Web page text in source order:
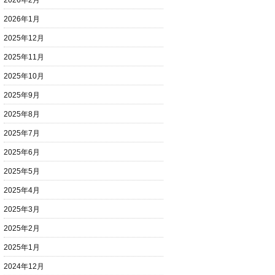
2026年1月
2025年12月
2025年11月
2025年10月
2025年9月
2025年8月
2025年7月
2025年6月
2025年5月
2025年4月
2025年3月
2025年2月
2025年1月
2024年12月